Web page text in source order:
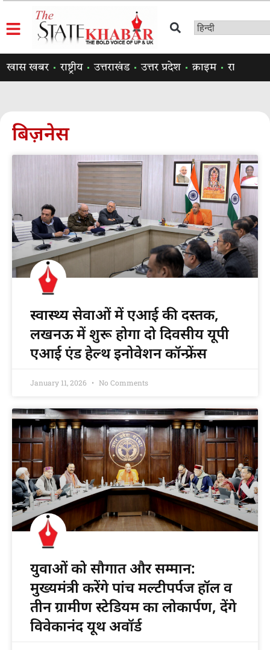
खास खबर राष्ट्रीय उत्तराखंड उत्तर प्रदेश क्राइम राजनीति
बिज़नेस
स्वास्थ्य सेवाओं में एआई की दस्तक,
लखनऊ में शुरू होगा दो दिवसीय यूपी
एआई एंड हेल्थ इनोवेशन कॉन्फ्रेंस
January 11, 2026 No Comments
युवाओं को सौगात और सम्मान:
मुख्यमंत्री करेंगे पांच मल्टीपर्पज हॉल व
तीन ग्रामीण स्टेडियम का लोकार्पण, देंगे
विवेकानंद यूथ अवॉर्ड